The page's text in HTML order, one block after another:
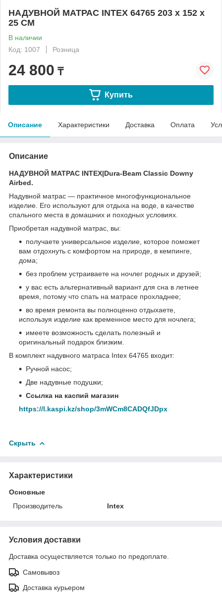
НАДУВНОЙ МАТРАС INTEX 64765 203 х 152 х
25 СМ
В наличии
Код: 1007
Розница
24 800 ₸
Купить
Описание Характеристики Доставка Оплата
Описание
НАДУВНОЙ МАТРАС INTEX|Dura-Beam Classic Downy
Airbed.
Надувной матрас — практичное многофункциональное
изделие. Его используют для отдыха на воде, в качестве
спального места в домашних и походных условиях.
Приобретая надувной матрас, вы:
получаете универсальное изделие, которое поможет
вам отдохнуть с комфортом на природе, в кемпинге,
дома;
без проблем устраиваете на ночлег родных и друзей;
у вас есть альтернативный вариант для сна в летнее
время, потому что спать на матрасе прохладнее;
во время ремонта вы полноценно отдыхаете,
используя изделие как временное место для ночлега;
имеете возможность сделать полезный и
оригинальный подарок близким.
В комплект надувного матраса Intex 64765 входит:
Ручной насос;
Две надувные подушки;
Ссылка на каспий магазин
https://l.kaspi.kz/shop/3mWCm8CADQfJDpx
Скрыть
Характеристики
Основные
Производитель
Intex
Условия доставки
Доставка осуществляется только по предоплате.
Самовывоз
Доставка курьером